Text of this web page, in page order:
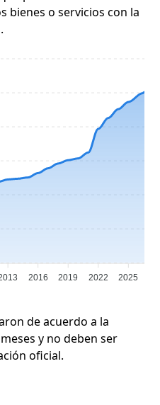
bienes o servicios con la
2016 2019 2022 2025
de acuerdo a la
y no deben ser
oficial.